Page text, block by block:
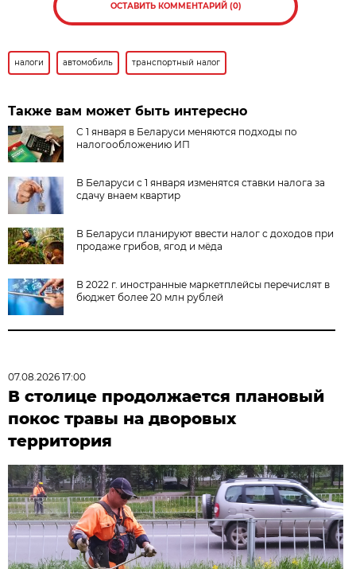
ОСТАВИТЬ КОММЕНТАРИЙ (0)
налоги автомобиль транспортный налог
Также вам может быть интересно
С 1 января в Беларуси меняются подходы по
налогообложению ИП
В Беларуси с 1 января изменятся ставки налога за
сдачу внаем квартир
В Беларуси планируют ввести налог с доходов при
продаже грибов, ягод и мёда
В 2022 г. иностранные маркетплейсы перечислят в
бюджет более 20 млн рублей
07.08.2026 17:00
В столице продолжается плановый
покос травы на дворовых
территория